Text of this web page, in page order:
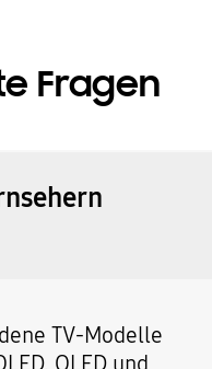
Fragen
TV-Modelle
QLED und